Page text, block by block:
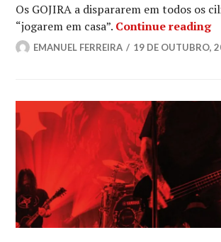
Os GOJIRA a dispararem em todos os
“jogarem em casa”. Continue reading
EMANUEL FERREIRA 19 DE OUTUBRO,